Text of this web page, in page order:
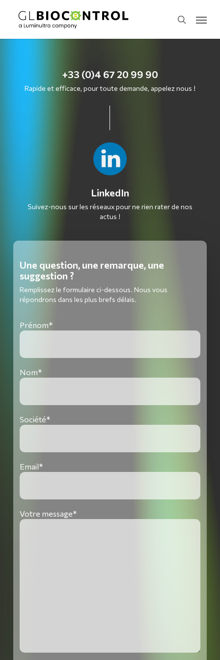
search
Menu
+33 (0)4 67 20 99 90
Rapide et efficace, pour toute demande, appelez nous !
LinkedIn
Suivez-nous sur les réseaux pour ne rien rater de nos
actus !
Une question, une remarque, une
suggestion ?
Remplissez le formulaire ci-dessous. Nous vous
répondrons dans les plus brefs délais.
Prénom*
Nom*
Société*
Email*
Votre message*